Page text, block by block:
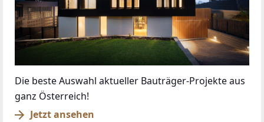
Die beste Auswahl aktueller Bauträger-Projekte aus
ganz Österreich!
Jetzt ansehen